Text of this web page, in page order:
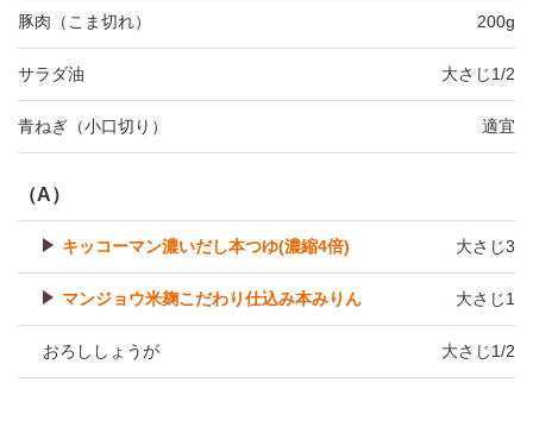
豚肉（こま切れ） 200g
サラダ油 大さじ1/2
青ねぎ（小口切り） 適宜
（A）
キッコーマン濃いだし本つゆ(濃縮4倍) 大さじ3
マンジョウ米麹こだわり仕込み本みりん 大さじ1
おろししょうが 大さじ1/2